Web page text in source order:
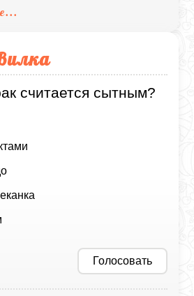
считается сытным?
Голосовать